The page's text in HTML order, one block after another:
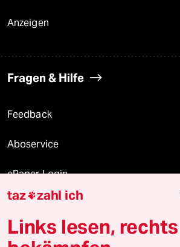
Anzeigen
Fragen & Hilfe
Feedback
Aboservice
ePaper Login
Downloads für Abonnierende
taz zahl ich
Links lesen, rechts